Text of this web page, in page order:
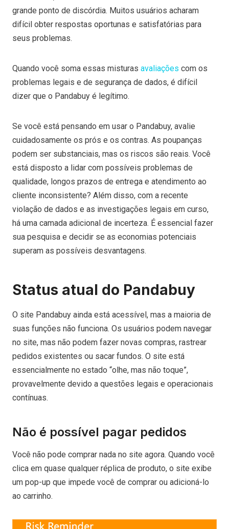
grande ponto de discórdia. Muitos usuários acharam
difícil obter respostas oportunas e satisfatórias para
seus problemas.
Quando você soma essas misturas avaliações com os
problemas legais e de segurança de dados, é difícil
dizer que o Pandabuy é legítimo.
Se você está pensando em usar o Pandabuy, avalie
cuidadosamente os prós e os contras. As poupanças
podem ser substanciais, mas os riscos são reais. Você
está disposto a lidar com possíveis problemas de
qualidade, longos prazos de entrega e atendimento ao
cliente inconsistente? Além disso, com a recente
violação de dados e as investigações legais em curso,
há uma camada adicional de incerteza. É essencial fazer
sua pesquisa e decidir se as economias potenciais
superam as possíveis desvantagens.
Status atual do Pandabuy
O site Pandabuy ainda está acessível, mas a maioria de
suas funções não funciona. Os usuários podem navegar
no site, mas não podem fazer novas compras, rastrear
pedidos existentes ou sacar fundos. O site está
essencialmente no estado “olhe, mas não toque”,
provavelmente devido a questões legais e operacionais
contínuas.
Não é possível pagar pedidos
Você não pode comprar nada no site agora. Quando você
clica em quase qualquer réplica de produto, o site exibe
um pop-up que impede você de comprar ou adicioná-lo
ao carrinho.